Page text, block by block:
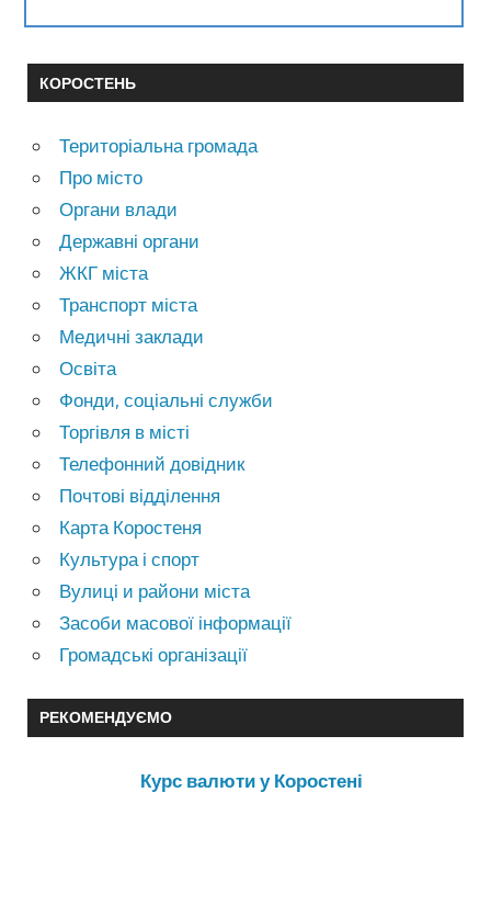
КОРОСТЕНЬ
Територіальна громада
Про місто
Органи влади
Державні органи
ЖКГ міста
Транспорт міста
Медичні заклади
Освіта
Фонди, соціальні служби
Торгівля в місті
Телефонний довідник
Почтові відділення
Карта Коростеня
Культура і спорт
Вулиці и райони міста
Засоби масової інформації
Громадські організації
РЕКОМЕНДУЄМО
Курс валюти у Коростені